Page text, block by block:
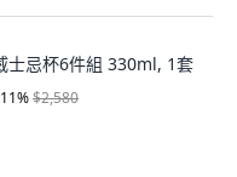
士忌杯6件組 330ml, 1套
11%$2,580